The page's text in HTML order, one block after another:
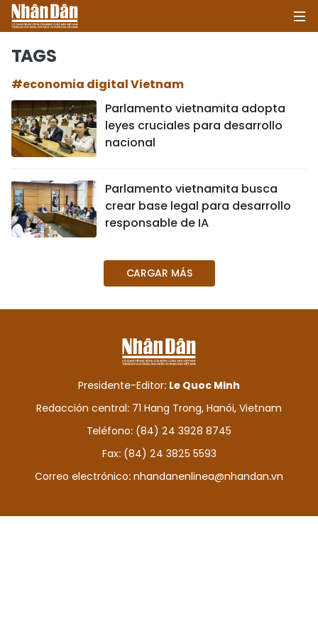
POLÍTICA
SOCIEDAD
SALUD - MEDIO AMBIENTE
CULTURA - ENTRETENIMIENTO
DEPORTES
VIAJES
PUENTE DE AMISTAD
HISTORIAS MULTIMEDIA
FOTOGRAFÍA
¿QUIÉNES SOMOS?
TAGS
#economía digital Vietnam
Parlamento vietnamita adopta
leyes cruciales para desarrollo
nacional
Parlamento vietnamita busca
crear base legal para desarrollo
responsable de IA
CARGAR MÁS
Presidente-Editor: Le Quoc Minh
Redacción central: 71 Hang Trong, Hanói, Vietnam
Teléfono: (84) 24 3928 8745
Fax: (84) 24 3825 5593
Correo electrónico: nhandanenlinea@nhandan.vn